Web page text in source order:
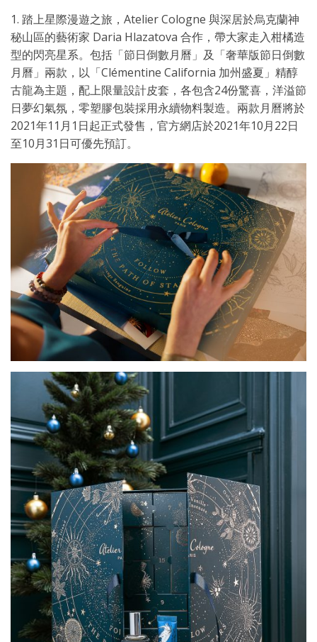
1. 踏上星際漫遊之旅，Atelier Cologne 與深居於烏克蘭神
秘山區的藝術家 Daria Hlazatova 合作，帶大家走入柑橘造
型的閃亮星系。包括「節日倒數月曆」及「奢華版節日倒數
月曆」兩款，以「Clémentine California 加州盛夏」精醇
古龍為主題，配上限量設計皮套，各包含24份驚喜，洋溢節
日夢幻氣氛，零塑膠包裝採用永續物料製造。兩款月曆將於
2021年11月1日起正式發售，官方網店於2021年10月22日
至10月31日可優先預訂。